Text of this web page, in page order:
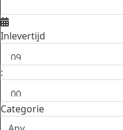
Inlevertijd
:
Categorie